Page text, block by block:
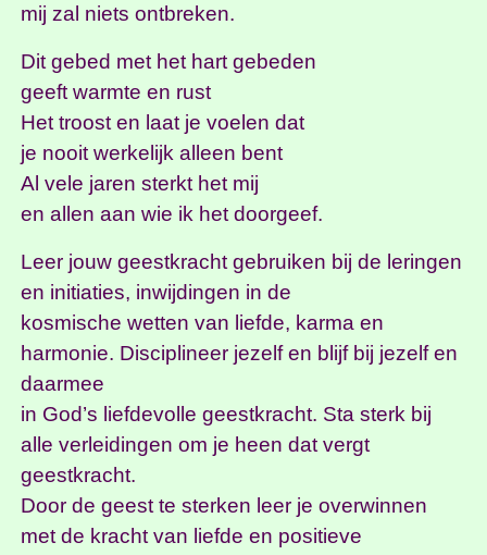
mij zal niets ontbreken.
Dit gebed met het hart gebeden
geeft warmte en rust
Het troost en laat je voelen dat
je nooit werkelijk alleen bent
Al vele jaren sterkt het mij
en allen aan wie ik het doorgeef.
Leer jouw geestkracht gebruiken bij de leringen
en initiaties, inwijdingen in de
kosmische wetten van liefde, karma en
harmonie. Disciplineer jezelf en blijf bij jezelf en
daarmee
in God’s liefdevolle geestkracht. Sta sterk bij
alle verleidingen om je heen dat vergt
geestkracht.
Door de geest te sterken leer je overwinnen
met de kracht van liefde en positieve